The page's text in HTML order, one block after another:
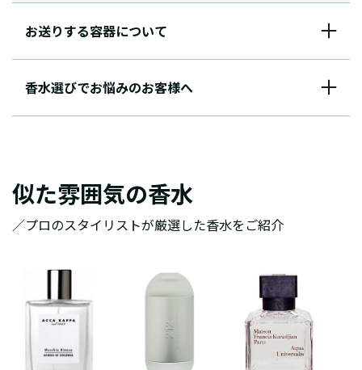
お送りする容器について
香水選びでお悩みのお客様へ
似た雰囲気の香水
／プロのスタイリストが厳選した香水をご紹介